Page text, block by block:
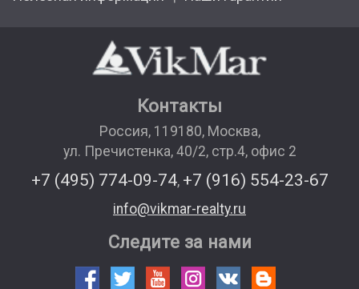
Контакты
Россия, 119180, Москва,
ул. Пречистенка, 40/2, стр.4, офис 2
+7 (495) 774-09-74, +7 (916) 554-23-67
info@vikmar-realty.ru
Следите за нами